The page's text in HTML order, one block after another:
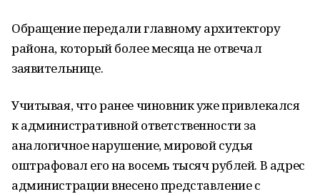
Обращение передали главному архитектору
района, который более месяца не отвечал
заявительнице.
Учитывая, что ранее чиновник уже привлекался
к административной ответственности за
аналогичное нарушение, мировой судья
оштрафовал его на восемь тысяч рублей. В адрес
администрации внесено представление с